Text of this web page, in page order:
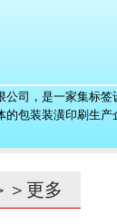
公司，是一家集标签
的包装装潢印刷生产
＞更多